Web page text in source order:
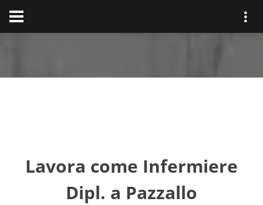
Lavora come Infermiere
Dipl. a Pazzallo